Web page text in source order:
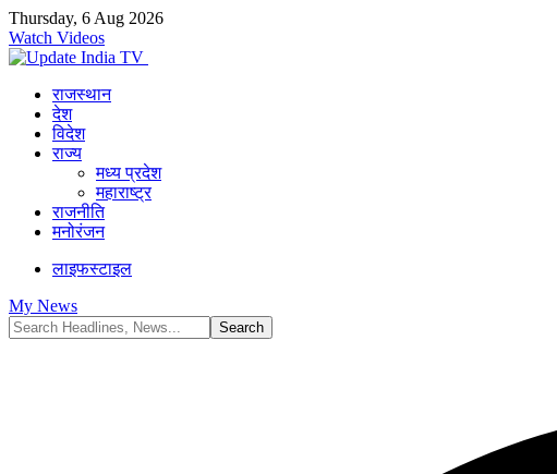
Thursday, 6 Aug 2026
Watch Videos
राजस्थान
देश
विदेश
राज्य
मध्य प्रदेश
महाराष्ट्र
राजनीति
मनोरंजन
लाइफस्टाइल
My News